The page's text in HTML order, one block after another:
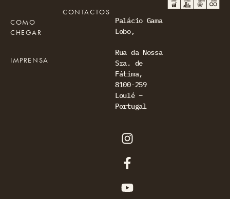
Palácio Gama
Lobo,
Rua da Nossa
Sra. de
Fátima,
8100-259
Loulé –
Portugal
COMO
CHEGAR
IMPRENSA
CONTACTOS